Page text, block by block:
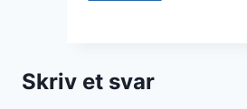
Skriv et svar